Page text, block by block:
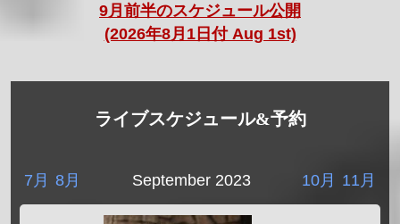
9月前半のスケジュール公開
(2026年8月1日付 Aug 1st)
ライブスケジュール&予約
September 2023
7月 8月 11月
10月